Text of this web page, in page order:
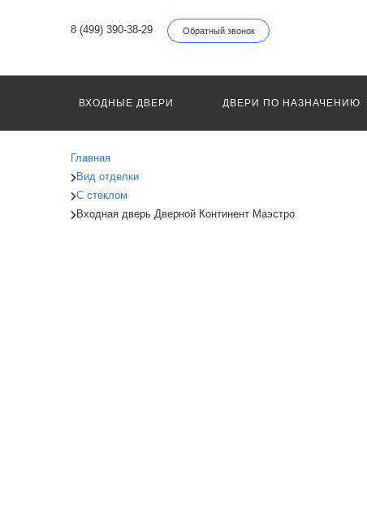
8 (499) 390-38-29 Обратный звонок
ВХОДНЫЕ ДВЕРИ ДВЕРИ ПО НАЗНАЧЕНИЮ
Главная
Вид отделки
С стеклом
Входная дверь Дверной Континент Маэстро